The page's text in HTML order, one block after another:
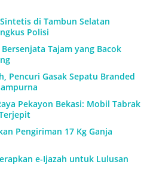
di Tambun Selatan
Polisi
Tajam yang Bacok
Pencuri Gasak Sepatu Branded
Pekayon Bekasi: Mobil Tabrak
Pengiriman 17 Kg Ganja
e-Ijazah untuk Lulusan